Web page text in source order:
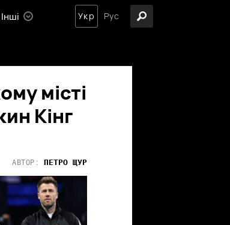
Інші Укр Рус
місті
Кінг
АВТОР: ПЕТРО ЩУР